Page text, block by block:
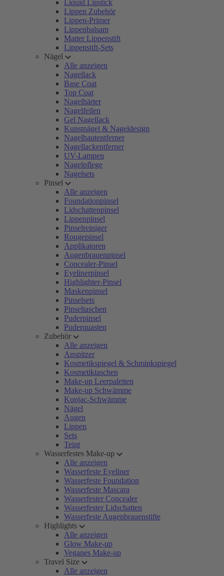
Liquid Lipstick
Lippen Zubehör
Lippen-Primer
Lippenbalsam
Matter Lippenstift
Lippenstift-Sets
Nägel
Alle anzeigen
Nagellack
Base Coat
Top Coat
Nagelhärter
Nagelfeilen
Gel Nagellack
Kunstnägel & Nageldesign
Nagelhautentferner
Nagellackentferner
UV-Lampen
Nagelpflege
Nagelsets
Pinsel
Alle anzeigen
Foundationpinsel
Lidschattenpinsel
Lippenpinsel
Pinselreiniger
Rougepinsel
Applikatoren
Augenbrauenpinsel
Concealer-Pinsel
Eyelinerpinsel
Highlighter-Pinsel
Maskenpinsel
Pinselsets
Pinseltaschen
Puderpinsel
Puderquasten
Zubehör
Alle anzeigen
Anspitzer
Kosmetikspiegel & Schminkspiegel
Kosmetiktaschen
Make-up Leerpaletten
Make-up Schwämme
Konjac-Schwämme
Nägel
Augen
Lippen
Sets
Teint
Wasserfestes Make-up
Alle anzeigen
Wasserfeste Eyeliner
Wasserfeste Foundation
Wasserfeste Mascara
Wasserfester Concealer
Wasserfester Lidschatten
Wasserfeste Augenbrauenstifte
Highlights
Alle anzeigen
Glow Make-up
Veganes Make-up
Travel Size
Alle anzeigen